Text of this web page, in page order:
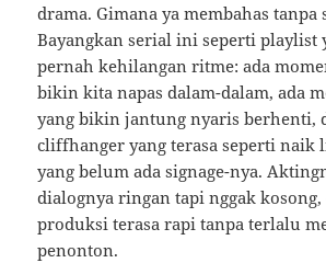
drama. Gimana ya membahas tanpa
Bayangkan serial ini seperti playlist
pernah kehilangan ritme: ada
bikin kita napas dalam-dalam, ada
yang bikin jantung nyaris berhenti,
cliffhanger yang terasa seperti naik
yang belum ada signage-nya.
dialognya ringan tapi nggak
produksi terasa rapi tanpa terlalu
penonton.